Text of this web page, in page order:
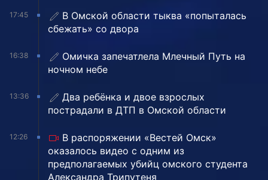
17:45
В Омской области тыква «попыталась
сбежать» со двора
16:38
Омичка запечатлела Млечный Путь на
ночном небе
13:36
Два ребёнка и двое взрослых
пострадали в ДТП в Омской области
12:26
В распоряжении «Вестей Омск»
оказалось видео с одним из
предполагаемых убийц омского студента
Александра Трипутеня